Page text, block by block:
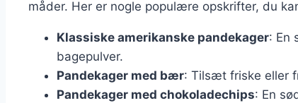
måder. Her er nogle populære opskrifter, du
Klassiske amerikanske pandekager: En
bagepulver.
Pandekager med bær: Tilsæt friske eller
Pandekager med chokoladechips: En